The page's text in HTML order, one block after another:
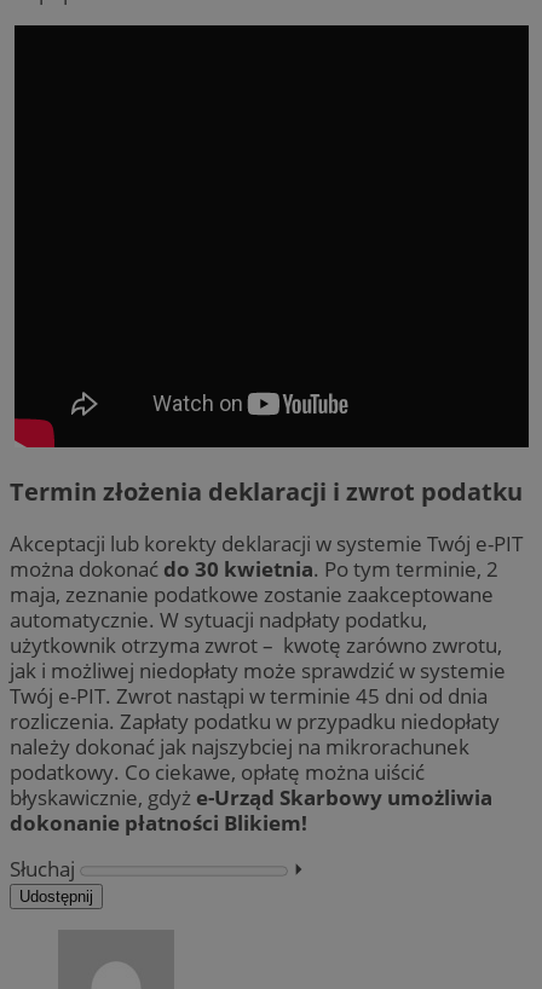
Termin złożenia deklaracji i zwrot podatku
Akceptacji lub korekty deklaracji w systemie Twój e-PIT
można dokonać do 30 kwietnia. Po tym terminie, 2
maja, zeznanie podatkowe zostanie zaakceptowane
automatycznie. W sytuacji nadpłaty podatku,
użytkownik otrzyma zwrot – kwotę zarówno zwrotu,
jak i możliwej niedopłaty może sprawdzić w systemie
Twój e-PIT. Zwrot nastąpi w terminie 45 dni od dnia
rozliczenia. Zapłaty podatku w przypadku niedopłaty
należy dokonać jak najszybciej na mikrorachunek
podatkowy. Co ciekawe, opłatę można uiścić
błyskawicznie, gdyż e-Urząd Skarbowy umożliwia
dokonanie płatności Blikiem!
Słuchaj
⏵︎
Udostępnij